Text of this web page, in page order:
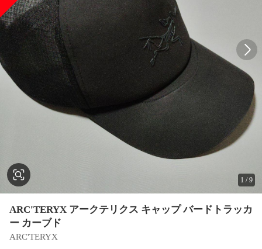
1 /9
ARC'TERYX アークテリクス キャップ バードトラッカ
ー カーブド
ARC'TERYX